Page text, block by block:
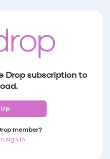
Drop subscription to
member?
sign in